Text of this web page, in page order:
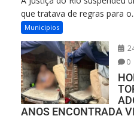
que tratava de regras para
Municipios
0
ANOS ENCONTRADA